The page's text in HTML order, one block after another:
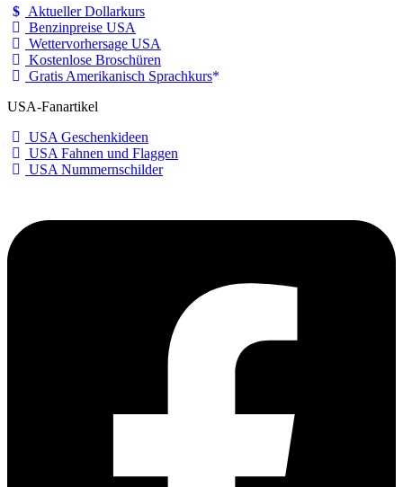
Aktueller Dollarkurs
Benzinpreise USA
Wettervorhersage USA
Kostenlose Broschüren
Gratis Amerikanisch Sprachkurs
USA-Fanartikel
USA Geschenkideen
USA Fahnen und Flaggen
USA Nummernschilder